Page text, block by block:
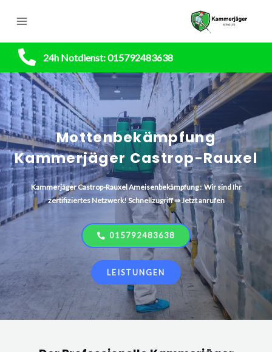
24h Notdienst: 015792483638
Mottenbekämpfung
Kammerjäger Castrop-Rauxel
KammerjägerCastrop-RauxelAmeisenbekämpfung : Wir sind Ihr
zertifiziertes Netzwerk! Schnellzugriff ⇒ Jetzt anrufen
015792483638
LEISTUNGEN